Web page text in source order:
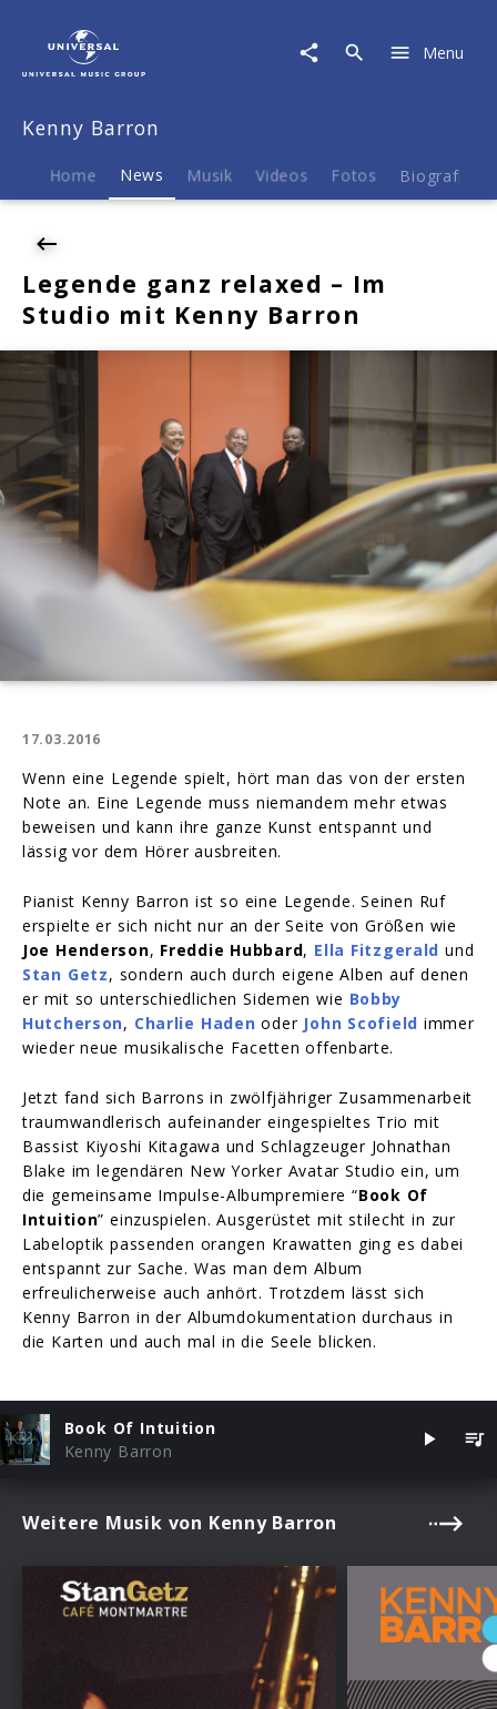
News
Legende
relaxed
–
Studio
Kenny
Barron
Menu
Kenny Barron
Home News Musik Videos Fotos Biografie
Legende ganz relaxed – Im
Studio mit Kenny Barron
17.03.2016
Wenn eine Legende spielt, hört man das von der ersten
Note an. Eine Legende muss niemandem mehr etwas
beweisen und kann ihre ganze Kunst entspannt und
lässig vor dem Hörer ausbreiten.
Pianist Kenny Barron ist so eine Legende. Seinen Ruf
erspielte er sich nicht nur an der Seite von Größen wie
Joe Henderson, Freddie Hubbard, Ella Fitzgerald und
Stan Getz, sondern auch durch eigene Alben auf denen
er mit so unterschiedlichen Sidemen wie Bobby
Hutcherson, Charlie Haden oder John Scofield immer
wieder neue musikalische Facetten offenbarte.
Jetzt fand sich Barrons in zwölfjähriger Zusammenarbeit
traumwandlerisch aufeinander eingespieltes Trio mit
Bassist Kiyoshi Kitagawa und Schlagzeuger Johnathan
Blake im legendären New Yorker Avatar Studio ein, um
die gemeinsame Impulse-Albumpremiere “Book Of
Intuition” einzuspielen. Ausgerüstet mit stilecht in zur
Labeloptik passenden orangen Krawatten ging es dabei
entspannt zur Sache. Was man dem Album
erfreulicherweise auch anhört. Trotzdem lässt sich
Kenny Barron in der Albumdokumentation durchaus in
die Karten und auch mal in die Seele blicken.
Book Of Intuition
Kenny Barron
Weitere Musik von Kenny Barron